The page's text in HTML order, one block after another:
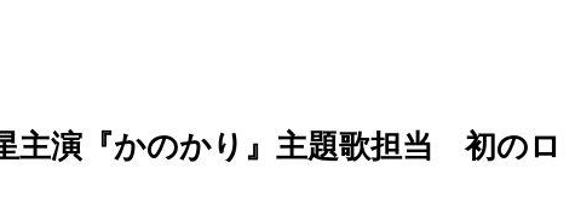
主演『かのかり』主題歌担当 初のロ